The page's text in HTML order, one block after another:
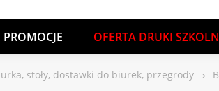
PROMOCJE OFERTA DRUKI
stoły, dostawki do biurek, przegrody